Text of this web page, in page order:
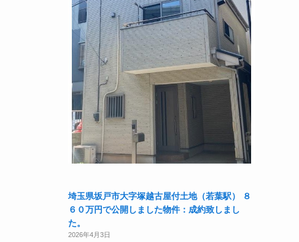
埼玉県坂戸市大字塚越古屋付土地（若葉駅） ８
６０万円で公開しました物件：成約致しまし
た。
2026年4月3日